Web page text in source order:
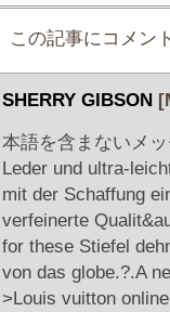
この記事にコメン
SHERRY GIBSON
本語を含まないメ
Leder und ultra-
mit der Schaffung
verfeinerte
for these Stiefel
von das globe.?.A
>Louis vuitton